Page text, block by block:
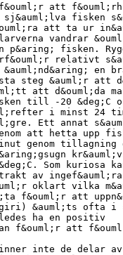
f&ouml;r att
sj&auml;lva fisken
att ta ur
vandrar
p&aring; fisken.
relativt
&auml;nd&aring; en
steg &auml;r att
att d&ouml;da
till -20 &deg;C
i minst 24
Ett annat
att hetta upp
genom
Som kuriosa
av ingef&auml;ra
oklart vilka
f&ouml;r att
&auml;ts ofta i
ha en positiv
f&ouml;r att
inte de delar av